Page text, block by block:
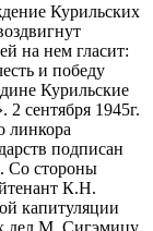
Курильских
на нем гласит:
и победу
Курильские
2 сентября 1945г.
линкора
подписан
Со стороны
К.Н.
капитуляции
дел М. Сигэмицу